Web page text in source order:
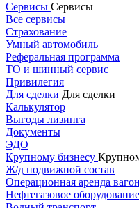
Сервисы Сервисы
Все сервисы
Страхование
Умный автомобиль
Реферальная программа
ТО и шинный сервис
Привилегия
Для сделки Для сделки
Калькулятор
Выгоды лизинга
Документы
ЭДО
Крупному бизнесу
Ж/д подвижной состав
Операционная аренда
Нефтегазовое оборудование